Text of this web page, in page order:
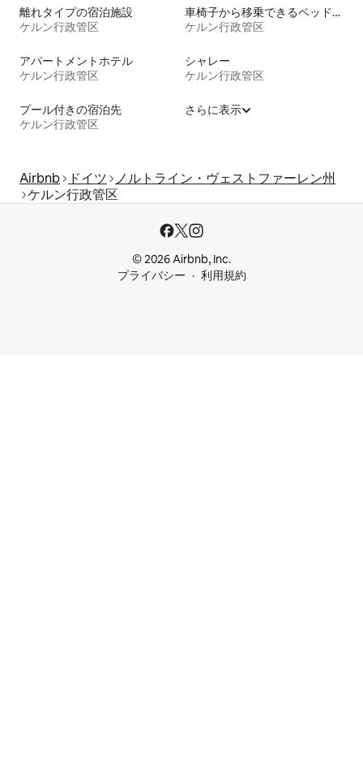
離れタイプの宿泊施設
ケルン行政管区
車椅子から移乗できるベッドがある宿泊施設
ケルン行政管区
アパートメントホテル
ケルン行政管区
シャレー
ケルン行政管区
プール付きの宿泊先
ケルン行政管区
さらに表示
Airbnb ドイツ
ノルトライン・ヴェストファーレン州
ケルン行政管区
© 2026 Airbnb, Inc.
プライバシー
利用規約